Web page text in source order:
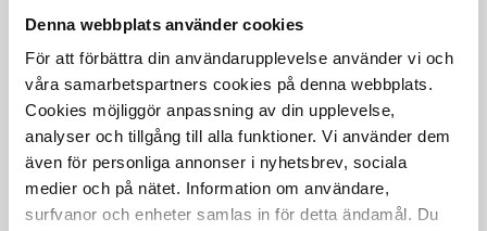
Denna webbplats använder cookies
För att förbättra din användarupplevelse använder vi och
våra samarbetspartners cookies på denna webbplats.
Cookies möjliggör anpassning av din upplevelse,
analyser och tillgång till alla funktioner. Vi använder dem
även för personliga annonser i nyhetsbrev, sociala
medier och på nätet. Information om användare,
surfvanor och enheter samlas in för detta ändamål. Du
Tandad